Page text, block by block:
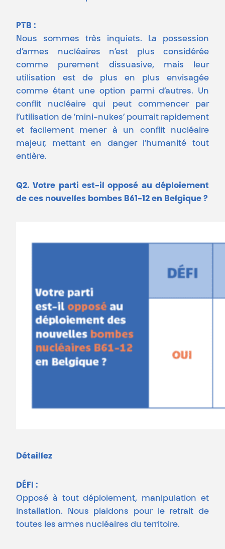
PTB :
Nous sommes très inquiets. La possession
d’armes nucléaires n’est plus considérée
comme purement dissuasive, mais leur
utilisation est de plus en plus envisagée
comme étant une option parmi d’autres. Un
conflit nucléaire qui peut commencer par
l’utilisation de ‘mini-nukes’ pourrait rapidement
et facilement mener à un conflit nucléaire
majeur, mettant en danger l’humanité tout
entière.
Q2. Votre parti est-il opposé au déploiement
de ces nouvelles bombes B61-12 en Belgique ?
Détaillez
DÉFI :
Opposé à tout déploiement, manipulation et
installation. Nous plaidons pour le retrait de
toutes les armes nucléaires du territoire.